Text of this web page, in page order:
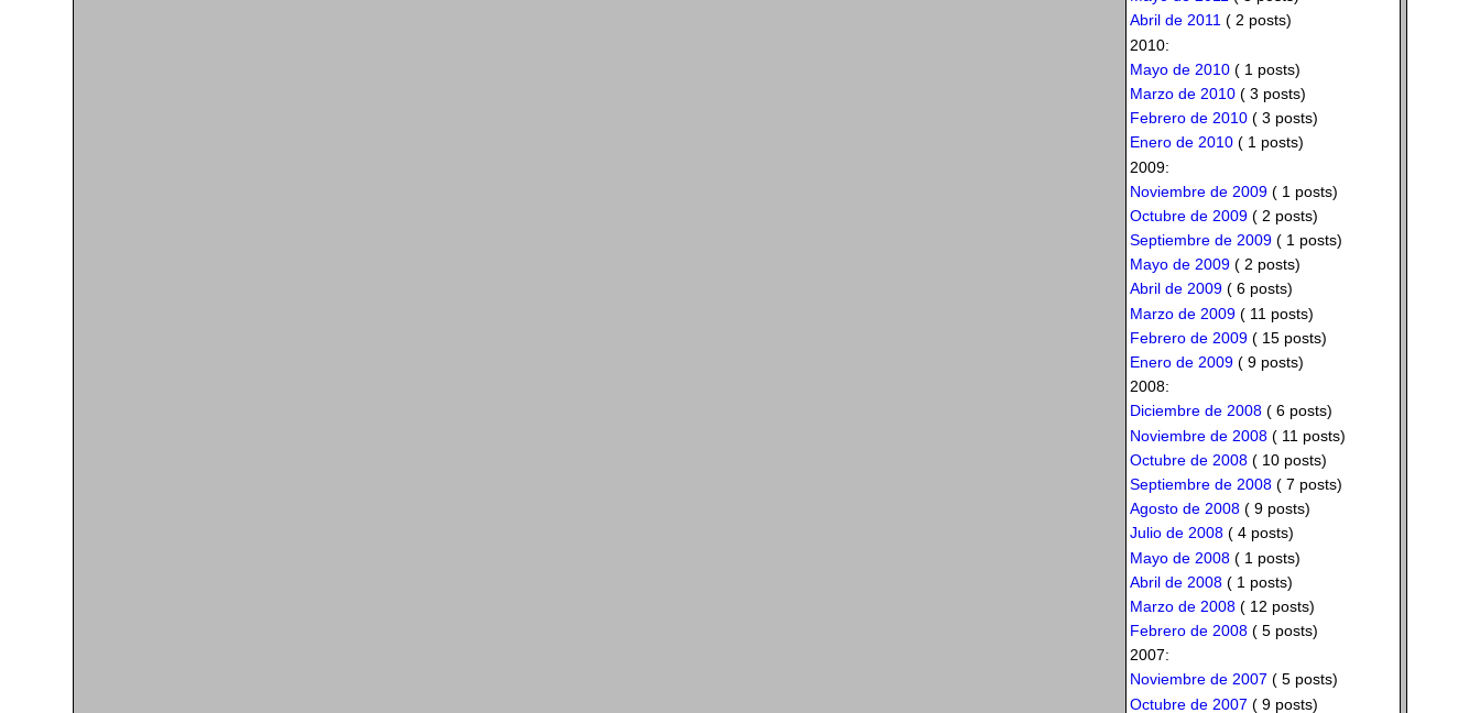
Abril de 2011( 2 posts)
2010:
Mayo de 2010( 1 posts)
Marzo de 2010( 3 posts)
Febrero de 2010( 3 posts)
Enero de 2010( 1 posts)
2009:
Noviembre de 2009( 1 posts)
Octubre de 2009( 2 posts)
Septiembre de 2009( 1 posts)
Mayo de 2009( 2 posts)
Abril de 2009( 6 posts)
Marzo de 2009( 11 posts)
Febrero de 2009( 15 posts)
Enero de 2009( 9 posts)
2008:
Diciembre de 2008( 6 posts)
Noviembre de 2008( 11 posts)
Octubre de 2008( 10 posts)
Septiembre de 2008( 7 posts)
Agosto de 2008( 9 posts)
Julio de 2008( 4 posts)
Mayo de 2008( 1 posts)
Abril de 2008( 1 posts)
Marzo de 2008( 12 posts)
Febrero de 2008( 5 posts)
2007:
Noviembre de 2007 ( 5 posts)
Octubre de 2007 ( 9 posts)